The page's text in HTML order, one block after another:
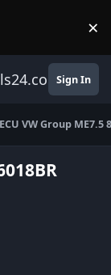
×
Sign In
ECU VW Group ME7.5